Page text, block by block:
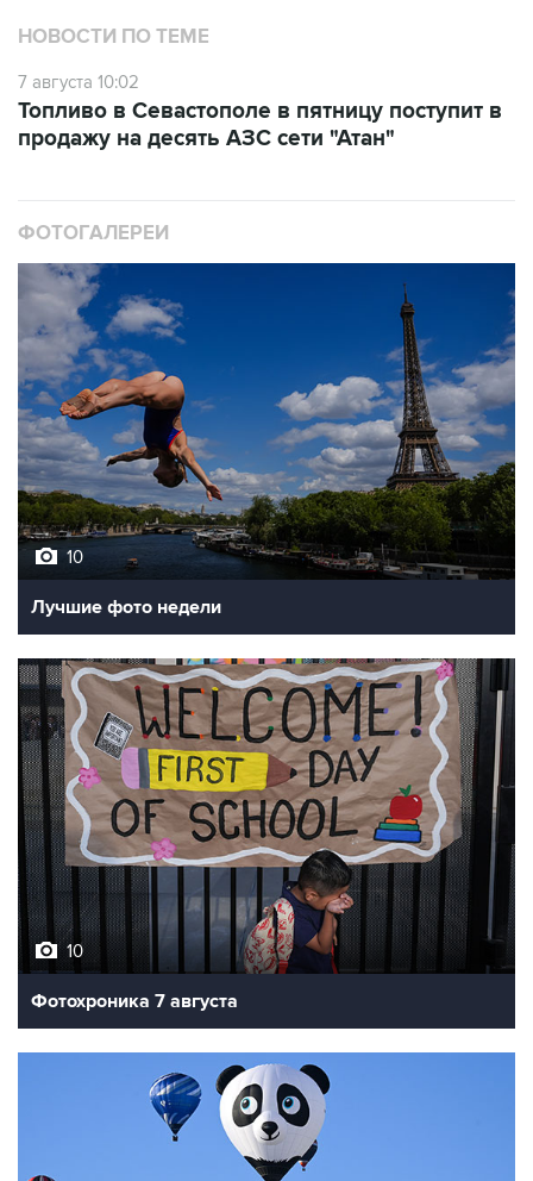
7 августа 10:02
продажу на десять АЗС сети "Атан"
10
Лучшие фото недели
10
Фотохроника 7 августа